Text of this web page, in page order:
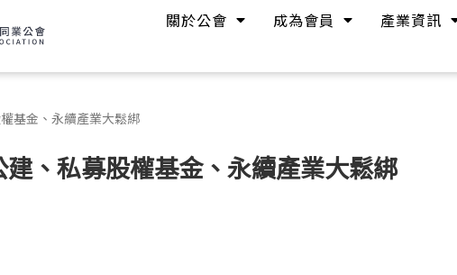
關於公會 成為會員 產業資訊
基金、永續產業大鬆綁
、私募股權基金、永續產業大鬆綁